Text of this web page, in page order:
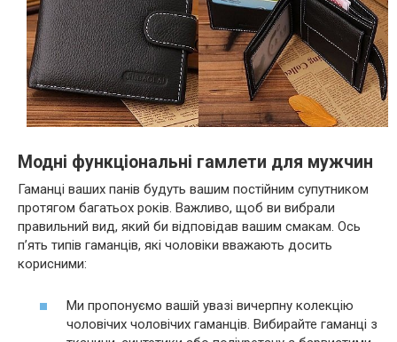
Модні функціональні гамлети для мужчин
Гаманці ваших панів будуть вашим постійним супутником
протягом багатьох років. Важливо, щоб ви вибрали
правильний вид, який би відповідав вашим смакам. Ось
п’ять типів гаманців, які чоловіки вважають досить
корисними:
Ми пропонуємо вашій увазі вичерпну колекцію
чоловічих чоловічих гаманців. Вибирайте гаманці з